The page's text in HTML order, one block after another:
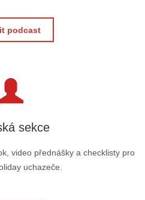
podcast
sekce
video přednášky a checklisty pro
uchazeče.